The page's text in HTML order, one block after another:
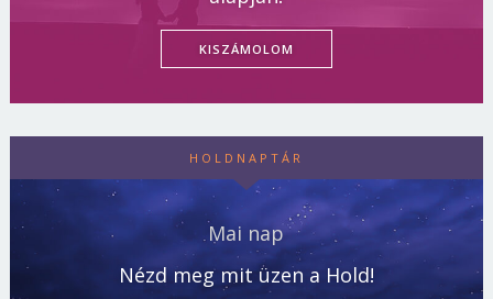
KISZÁMOLOM
HOLDNAPTÁR
Mai nap
Nézd meg mit üzen a Hold!